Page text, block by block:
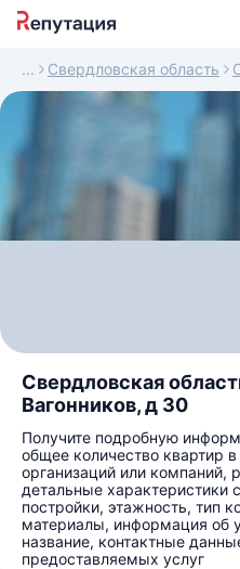
Свердловская область
Свердловская
Вагонников, д 30
Получите подробную
общее количество квартир
организаций или компаний,
детальные характеристики
постройки, этажность, тип
материалы, информация об
название, контактные
предоставляемых услуг